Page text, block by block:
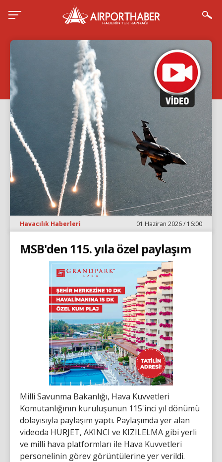
Havacılık Haberleri 01 Haziran 2026 / 16:00
MSB'den 115. yıla özel paylaşım
Milli Savunma Bakanlığı, Hava Kuvvetleri
Komutanlığının kuruluşunun 115'inci yıl dönümü
dolayısıyla paylaşım yaptı. Paylaşımda yer alan
videoda HÜRJET, AKINCI ve KIZILELMA gibi yerli
ve milli hava platformları ile Hava Kuvvetleri
personelinin görev görüntülerine yer verildi.